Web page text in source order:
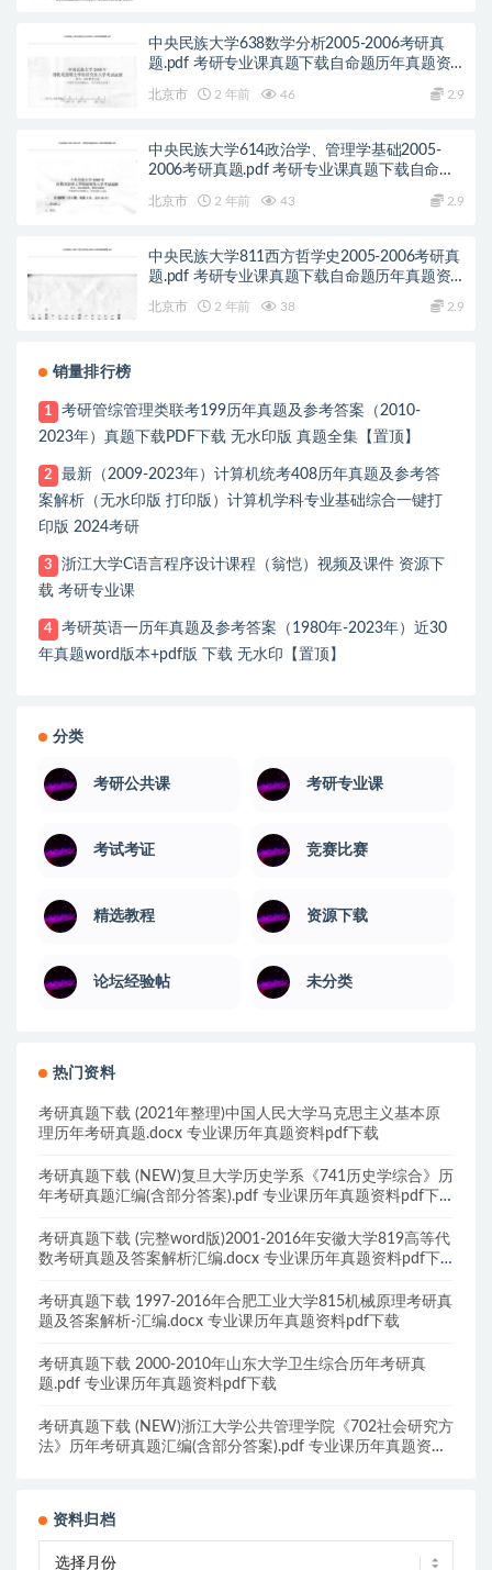
中央民族大学638数学分析2005-2006考研真
题.pdf 考研专业课真题下载自命题历年真题资
北京市 2 年前 46 2.9
中央民族大学614政治学、管理学基础2005-
2006考研真题.pdf 考研专业课真题下载自命题
北京市 2 年前 43 2.9
中央民族大学811西方哲学史2005-2006考研真
题.pdf 考研专业课真题下载自命题历年真题资
北京市 2 年前 38 2.9
销量排行榜
1
考研管综管理类联考199历年真题及参考答案（2010-
2023年）真题下载PDF下载 无水印版 真题全集【置顶】
2
最新（2009-2023年）计算机统考408历年真题及参考答
案解析（无水印版 打印版）计算机学科专业基础综合一键打
印版 2024考研
3
浙江大学C语言程序设计课程（翁恺）视频及课件 资源下
载 考研专业课
4
考研英语一历年真题及参考答案（1980年-2023年）近30
年真题word版本+pdf版 下载 无水印【置顶】
分类
考研公共课 考研专业课
考试考证 竞赛比赛
精选教程 资源下载
论坛经验帖 未分类
热门资料
考研真题下载 (2021年整理)中国人民大学马克思主义基本原
理历年考研真题.docx 专业课历年真题资料pdf下载
考研真题下载 (NEW)复旦大学历史学系《741历史学综合》历
年考研真题汇编(含部分答案).pdf 专业课历年真题资料pdf下
考研真题下载 (完整word版)2001-2016年安徽大学819高等代
数考研真题及答案解析汇编.docx 专业课历年真题资料pdf下
考研真题下载 1997-2016年合肥工业大学815机械原理考研真
题及答案解析-汇编.docx 专业课历年真题资料pdf下载
考研真题下载 2000-2010年山东大学卫生综合历年考研真
题.pdf 专业课历年真题资料pdf下载
考研真题下载 (NEW)浙江大学公共管理学院《702社会研究方
法》历年考研真题汇编(含部分答案).pdf 专业课历年真题资料
资料归档